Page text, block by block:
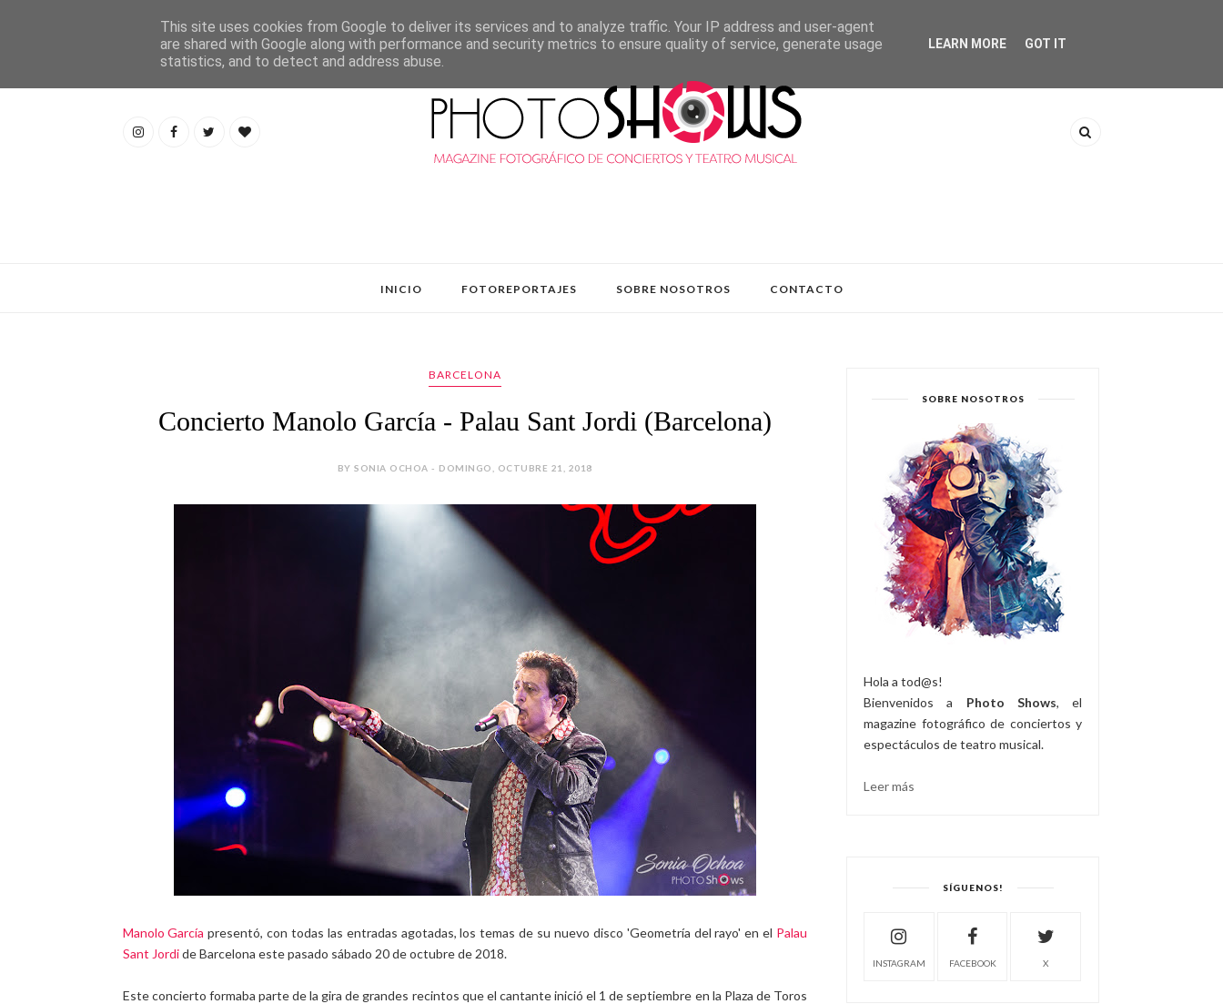
INICIO FOTOREPORTAJES SOBRE NOSOTROS CONTACTO
BARCELONA
Concierto Manolo García - Palau Sant Jordi (Barcelona)
BY SONIA OCHOA - DOMINGO, OCTUBRE 21, 2018
Manolo García presentó, con todas las entradas agotadas, los temas de su nuevo disco 'Geometría del rayo' en el Palau
Sant Jordide Barcelona este pasado sábado 20 de octubre de 2018.
Este concierto formaba parte de la gira de grandes recintos que el cantante inició el 1 de septiembre en la Plaza de Toros
SOBRE NOSOTROS
Hola a tod@s!
Bienvenidos a Photo Shows, el
magazine fotográfico de conciertos y
espectáculos de teatro musical.
Leer más
SÍGUENOS!
INSTAGRAM FACEBOOK X
This site uses cookies from Google to deliver its services and to analyze traffic. Your IP address and user-agent
are shared with Google along with performance and security metrics to ensure quality of service, generate usage
statistics, and to detect and address abuse.
LEARN MORE GOT IT